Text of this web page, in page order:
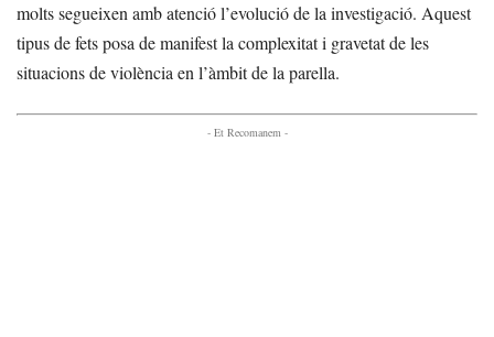
molts segueixen amb atenció l’evolució de la investigació. Aquest
tipus de fets posa de manifest la complexitat i gravetat de les
situacions de violència en l’àmbit de la parella.
- Et Recomanem -